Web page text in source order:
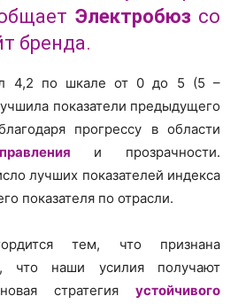
Электробюз со
бренда.
4,2 по шкале от 0 до 5 (5 –
показатели предыдущего
прогрессу в области
и прозрачности.
лучших показателей индекса
показателя по отрасли.
тем, что признана
что наши усилия получают
стратегия устойчивого